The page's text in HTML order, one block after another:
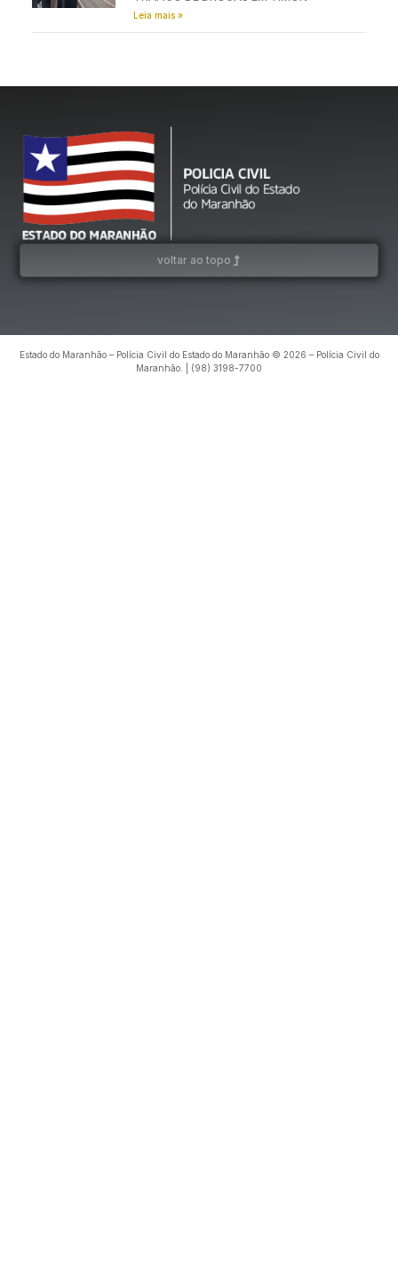
Leia mais »
voltar ao topo
Estado do Maranhão – Polícia Civil do Estado do Maranhão © 2026 – Polícia Civil do
Maranhão. | (98) 3198-7700